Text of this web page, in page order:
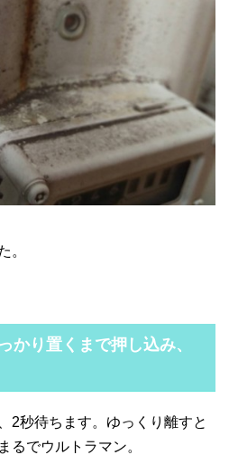
。
かり置くまで押し込み、
2秒待ちます。ゆっくり離すと
るでウルトラマン。